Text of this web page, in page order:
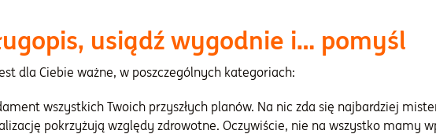
usiądź wygodnie i… pomyśl
dla Ciebie ważne, w poszczególnych kategoriach:
wszystkich Twoich przyszłych planów. Na nic zda się najbardziej
pokrzyżują względy zdrowotne. Oczywiście, nie na wszystko mamy